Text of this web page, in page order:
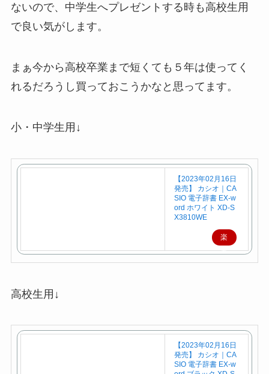
ないので、中学生へプレゼントする時も高校生用
で良い気がします。
まぁ今から高校卒業まで短くても５年は使ってく
れるだろうし買っておこうかなと思ってます。
小・中学生用↓
【2023年02月16日
発売】 カシオ｜CA
SIO 電子辞書 EX-w
ord ホワイト XD-S
X3810WE
楽
【2023年02月16日
発売】 カシオ｜CA